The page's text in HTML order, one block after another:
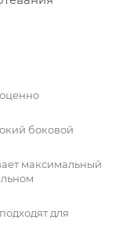
боковой
максимальный
для